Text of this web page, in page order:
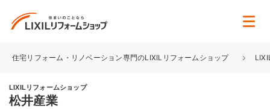
住宅リフォーム・リノベーション専門のLIXILリフォームショップ
LIXILリフォームショップ
松井産業